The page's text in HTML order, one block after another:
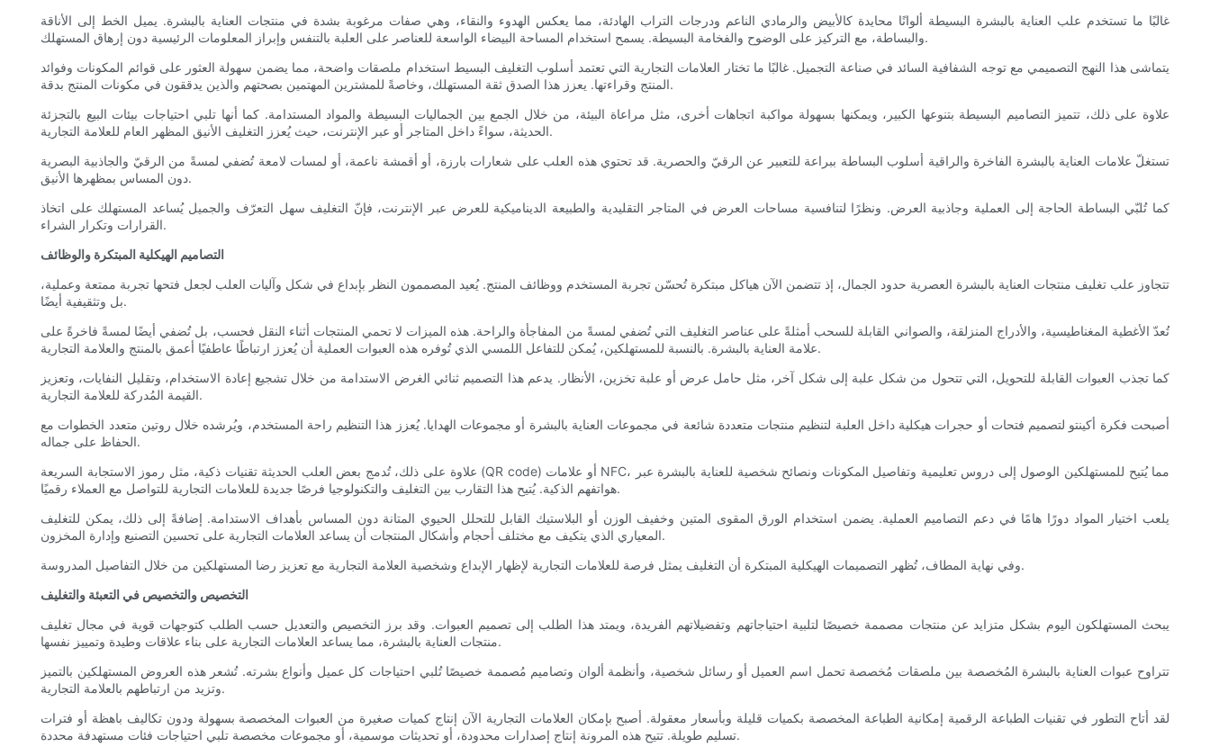
غالبًا ما تستخدم علب العناية بالبشرة البسيطة ألوانًا محايدة كالأبيض والرمادي الناعم ودرجات التراب الهادئة، مما يعكس الهدوء والنقاء، وهي صفات مرغوبة بشدة في منتجات العناية بالبشرة. يميل الخط إلى الأناقة
والبساطة، مع التركيز على الوضوح والفخامة البسيطة. يسمح استخدام المساحة البيضاء الواسعة للعناصر على العلبة بالتنفس وإبراز المعلومات الرئيسية دون إرهاق المستهلك.
يتماشى هذا النهج التصميمي مع توجه الشفافية السائد في صناعة التجميل. غالبًا ما تختار العلامات التجارية التي تعتمد أسلوب التغليف البسيط استخدام ملصقات واضحة، مما يضمن سهولة العثور على قوائم المكونات وفوائد
المنتج وقراءتها. يعزز هذا الصدق ثقة المستهلك، وخاصةً للمشترين المهتمين بصحتهم والذين يدققون في مكونات المنتج بدقة.
علاوة على ذلك، تتميز التصاميم البسيطة بتنوعها الكبير، ويمكنها بسهولة مواكبة اتجاهات أخرى، مثل مراعاة البيئة، من خلال الجمع بين الجماليات البسيطة والمواد المستدامة. كما أنها تلبي احتياجات بيئات البيع بالتجزئة
الحديثة، سواءً داخل المتاجر أو عبر الإنترنت، حيث يُعزز التغليف الأنيق المظهر العام للعلامة التجارية.
تستغلّ علامات العناية بالبشرة الفاخرة والراقية أسلوب البساطة ببراعة للتعبير عن الرقيّ والحصرية. قد تحتوي هذه العلب على شعارات بارزة، أو أقمشة ناعمة، أو لمسات لامعة تُضفي لمسةً من الرقيّ والجاذبية البصرية
دون المساس بمظهرها الأنيق.
كما تُلبّي البساطة الحاجة إلى العملية وجاذبية العرض. ونظرًا لتنافسية مساحات العرض في المتاجر التقليدية والطبيعة الديناميكية للعرض عبر الإنترنت، فإنّ التغليف سهل التعرّف والجميل يُساعد المستهلك على اتخاذ
القرارات وتكرار الشراء.
التصاميم الهيكلية المبتكرة والوظائف
تتجاوز علب تغليف منتجات العناية بالبشرة العصرية حدود الجمال، إذ تتضمن الآن هياكل مبتكرة تُحسّن تجربة المستخدم ووظائف المنتج. يُعيد المصممون النظر بإبداع في شكل وآليات العلب لجعل فتحها تجربة ممتعة وعملية،
بل وتثقيفية أيضًا.
تُعدّ الأغطية المغناطيسية، والأدراج المنزلقة، والصواني القابلة للسحب أمثلةً على عناصر التغليف التي تُضفي لمسةً من المفاجأة والراحة. هذه الميزات لا تحمي المنتجات أثناء النقل فحسب، بل تُضفي أيضًا لمسةً فاخرةً على
علامة العناية بالبشرة. بالنسبة للمستهلكين، يُمكن للتفاعل اللمسي الذي تُوفره هذه العبوات العملية أن يُعزز ارتباطًا عاطفيًا أعمق بالمنتج والعلامة التجارية.
كما تجذب العبوات القابلة للتحويل، التي تتحول من شكل علبة إلى شكل آخر، مثل حامل عرض أو علبة تخزين، الأنظار. يدعم هذا التصميم ثنائي الغرض الاستدامة من خلال تشجيع إعادة الاستخدام، وتقليل النفايات، وتعزيز
القيمة المُدركة للعلامة التجارية.
أصبحت فكرة أكينتو لتصميم فتحات أو حجرات هيكلية داخل العلبة لتنظيم منتجات متعددة شائعة في مجموعات العناية بالبشرة أو مجموعات الهدايا. يُعزز هذا التنظيم راحة المستخدم، ويُرشده خلال روتين متعدد الخطوات مع
الحفاظ على جماله.
علاوة على ذلك، تُدمج بعض العلب الحديثة تقنيات ذكية، مثل رموز الاستجابة السريعة (QR code) أو علامات NFC، مما يُتيح للمستهلكين الوصول إلى دروس تعليمية وتفاصيل المكونات ونصائح شخصية للعناية بالبشرة عبر
هواتفهم الذكية. يُتيح هذا التقارب بين التغليف والتكنولوجيا فرصًا جديدة للعلامات التجارية للتواصل مع العملاء رقميًا.
يلعب اختيار المواد دورًا هامًا في دعم التصاميم العملية. يضمن استخدام الورق المقوى المتين وخفيف الوزن أو البلاستيك القابل للتحلل الحيوي المتانة دون المساس بأهداف الاستدامة. إضافةً إلى ذلك، يمكن للتغليف
المعياري الذي يتكيف مع مختلف أحجام وأشكال المنتجات أن يساعد العلامات التجارية على تحسين التصنيع وإدارة المخزون.
وفي نهاية المطاف، تُظهر التصميمات الهيكلية المبتكرة أن التغليف يمثل فرصة للعلامات التجارية لإظهار الإبداع وشخصية العلامة التجارية مع تعزيز رضا المستهلكين من خلال التفاصيل المدروسة.
التخصيص والتخصيص في التعبئة والتغليف
يبحث المستهلكون اليوم بشكل متزايد عن منتجات مصممة خصيصًا لتلبية احتياجاتهم وتفضيلاتهم الفريدة، ويمتد هذا الطلب إلى تصميم العبوات. وقد برز التخصيص والتعديل حسب الطلب كتوجهات قوية في مجال تغليف
منتجات العناية بالبشرة، مما يساعد العلامات التجارية على بناء علاقات وطيدة وتمييز نفسها.
تتراوح عبوات العناية بالبشرة المُخصصة بين ملصقات مُخصصة تحمل اسم العميل أو رسائل شخصية، وأنظمة ألوان وتصاميم مُصممة خصيصًا تُلبي احتياجات كل عميل وأنواع بشرته. تُشعر هذه العروض المستهلكين بالتميز
وتزيد من ارتباطهم بالعلامة التجارية.
لقد أتاح التطور في تقنيات الطباعة الرقمية إمكانية الطباعة المخصصة بكميات قليلة وبأسعار معقولة. أصبح بإمكان العلامات التجارية الآن إنتاج كميات صغيرة من العبوات المخصصة بسهولة ودون تكاليف باهظة أو فترات
تسليم طويلة. تتيح هذه المرونة إنتاج إصدارات محدودة، أو تحديثات موسمية، أو مجموعات مخصصة تلبي احتياجات فئات مستهدفة محددة.